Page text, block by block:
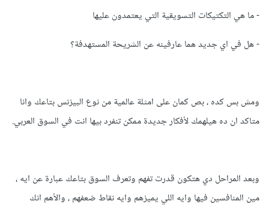
- ما هي التكتيكات التسويقية التي يعتمدون عليها
- هل في اي جديد هما عارفينه عن الشريحة المستهدفة؟
ومش بس كده ، بص كمان على امثلة عالمية من نوع البيزنس بتاعك وانا
متاكد ان ده هيلهمك لأفكار جديدة ممكن تنفرد بيها انت في السوق العربي.
وبعد المراحل دي هتكون قدرت تفهم وتعرف السوق بتاعك عبارة عن ايه ،
مين المنافسين فيها وايه اللي يميزهم وايه نقاط ضعفهم ، والأهم انك